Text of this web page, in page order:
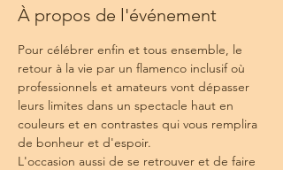
À propos de l'événement
Pour célébrer enfin et tous ensemble, le
retour à la vie par un flamenco inclusif où
professionnels et amateurs vont dépasser
leurs limites dans un spectacle haut en
couleurs et en contrastes qui vous remplira
de bonheur et d'espoir.
L'occasion aussi de se retrouver et de faire